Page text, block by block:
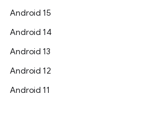
Android 15
Android 14
Android 13
Android 12
Android 11